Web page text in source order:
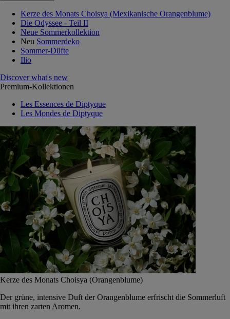
Kerze des Monats Choisya (Mexikanische Orangenblume)
Die Odyssee - Teil II
Neue Sommerkollektion
Neu Sommerdeko
Sommer-Düfte
Ilio
Discover what's new
Premium-Kollektionen
Les Essences de Diptyque
Les Mondes de Diptyque
Kerze des Monats Choisya (Orangenblume)
Der grüne, intensive Duft der Orangenblume erfrischt die Sommerluft
mit ihren zarten Aromen.